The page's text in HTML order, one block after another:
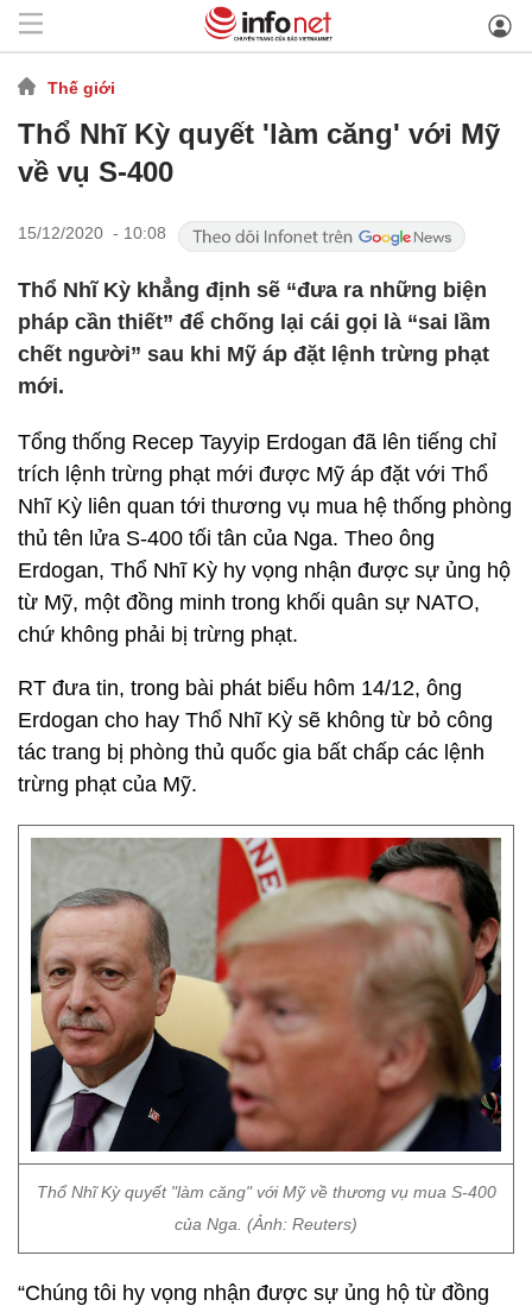
Thế giới
Thổ Nhĩ Kỳ quyết 'làm căng' với Mỹ
về vụ S-400
15/12/2020 - 10:08
Thổ Nhĩ Kỳ khẳng định sẽ “đưa ra những biện
pháp cần thiết” để chống lại cái gọi là “sai lầm
chết người” sau khi Mỹ áp đặt lệnh trừng phạt
mới.
Tổng thống Recep Tayyip Erdogan đã lên tiếng chỉ
trích lệnh trừng phạt mới được Mỹ áp đặt với Thổ
Nhĩ Kỳ liên quan tới thương vụ mua hệ thống phòng
thủ tên lửa S-400 tối tân của Nga. Theo ông
Erdogan, Thổ Nhĩ Kỳ hy vọng nhận được sự ủng hộ
từ Mỹ, một đồng minh trong khối quân sự NATO,
chứ không phải bị trừng phạt.
RT đưa tin, trong bài phát biểu hôm 14/12, ông
Erdogan cho hay Thổ Nhĩ Kỳ sẽ không từ bỏ công
tác trang bị phòng thủ quốc gia bất chấp các lệnh
trừng phạt của Mỹ.
Thổ Nhĩ Kỳ quyết "làm căng" với Mỹ về thương vụ mua S-400
của Nga. (Ảnh: Reuters)
“Chúng tôi hy vọng nhận được sự ủng hộ từ đồng